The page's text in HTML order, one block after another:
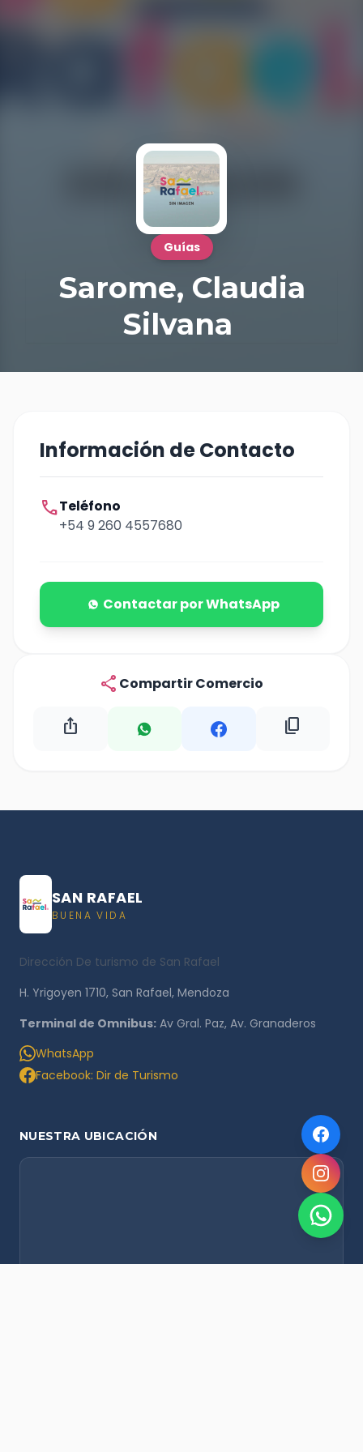
Guías
Sarome, Claudia
Silvana
Información de Contacto
callTeléfono
+54 9 260 4557680
Contactar por WhatsApp
share Compartir Comercio
ios_share content_copy
SAN RAFAEL
BUENA VIDA
Dirección De turismo de San Rafael
H. Yrigoyen 1710, San Rafael, Mendoza
Terminal de Omnibus: Av Gral. Paz, Av. Granaderos
WhatsApp
Facebook: Dir de Turismo
NUESTRA UBICACIÓN